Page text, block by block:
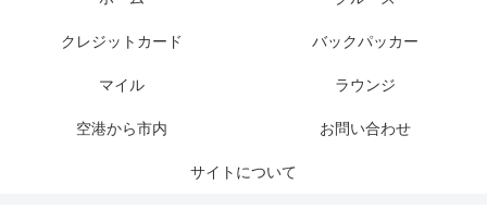
クレジットカード バックパッカー
マイル ラウンジ
空港から市内 お問い合わせ
サイトについて